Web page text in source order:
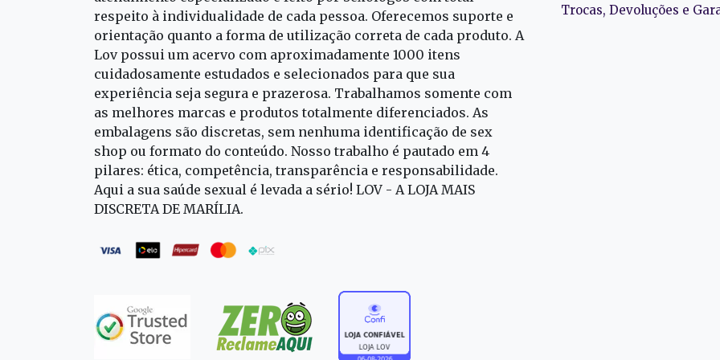
Trocas, Devoluções e
respeito à individualidade de cada pessoa. Oferecemos suporte e
orientação quanto a forma de utilização correta de cada produto. A
Lov possui um acervo com aproximadamente 1000 itens
cuidadosamente estudados e selecionados para que sua
experiência seja segura e prazerosa. Trabalhamos somente com
as melhores marcas e produtos totalmente diferenciados. As
embalagens são discretas, sem nenhuma identificação de sex
shop ou formato do conteúdo. Nosso trabalho é pautado em 4
pilares: ética, competência, transparência e responsabilidade.
Aqui a sua saúde sexual é levada a sério! LOV - A LOJA MAIS
DISCRETA DE MARÍLIA.